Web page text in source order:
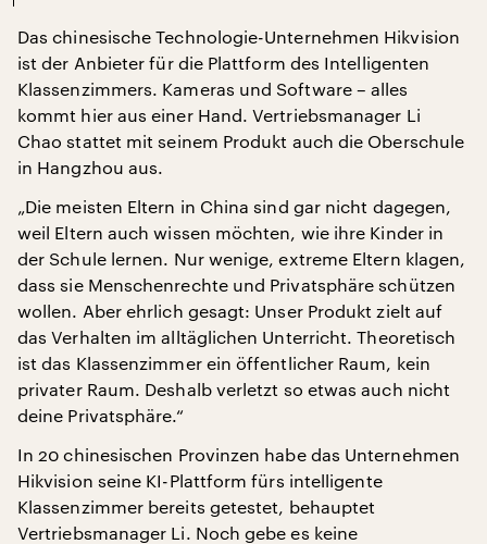
Das chinesische Technologie-Unternehmen Hikvision
ist der Anbieter für die Plattform des Intelligenten
Klassenzimmers. Kameras und Software – alles
kommt hier aus einer Hand. Vertriebsmanager Li
Chao stattet mit seinem Produkt auch die Oberschule
in Hangzhou aus.
„Die meisten Eltern in China sind gar nicht dagegen,
weil Eltern auch wissen möchten, wie ihre Kinder in
der Schule lernen. Nur wenige, extreme Eltern klagen,
dass sie Menschenrechte und Privatsphäre schützen
wollen. Aber ehrlich gesagt: Unser Produkt zielt auf
das Verhalten im alltäglichen Unterricht. Theoretisch
ist das Klassenzimmer ein öffentlicher Raum, kein
privater Raum. Deshalb verletzt so etwas auch nicht
deine Privatsphäre.“
In 20 chinesischen Provinzen habe das Unternehmen
Hikvision seine KI-Plattform fürs intelligente
Klassenzimmer bereits getestet, behauptet
Vertriebsmanager Li. Noch gebe es keine